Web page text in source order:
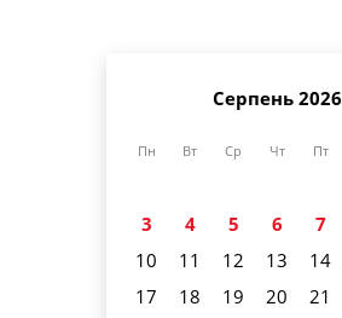
Серпень 2026
Пн Вт Ср Чт Пт
3
4 5 6 7
10
11 12 13 14
17
18 19 20 21